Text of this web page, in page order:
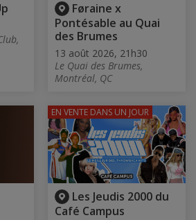
Føraine x
Pontésable au Quai
des Brumes
13 août 2026, 21h30
Le Quai des Brumes,
Montréal, QC
Les Jeudis 2000 du
Café Campus
EN VENTE DANS UN JOUR